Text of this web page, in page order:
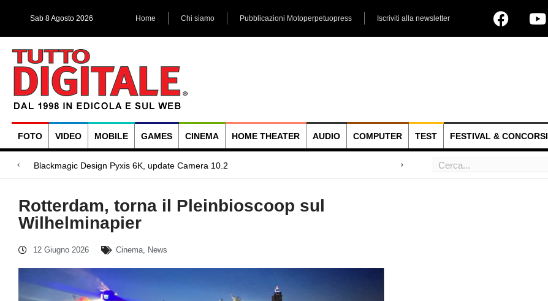
Sab 8 Agosto 2026 Home Chi siamo Pubblicazioni Motoperpetuopress Iscriviti alla newsletter
FOTO VIDEO MOBILE GAMES CINEMA HOME THEATER AUDIO COMPUTER TEST FESTIVAL & CONCORSI
Megadap M2RF, il
Blackmagic Design UltraStudio Express 3G, due accessori ad hoc
Arri Rental, evoluzioni in arrivo
Rotterdam, torna il Pleinbioscoop sul
Wilhelminapier
12 Giugno 2026 Cinema, News